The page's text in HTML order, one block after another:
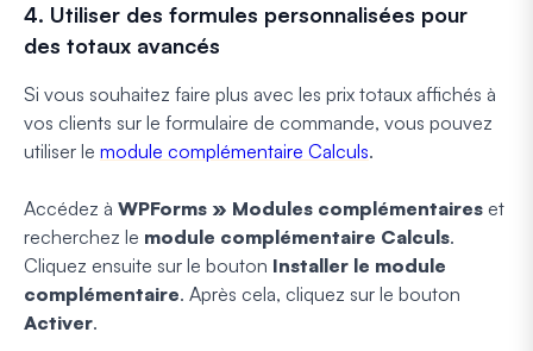
4. Utiliser des formules personnalisées pour
des totaux avancés
Si vous souhaitez faire plus avec les prix totaux affichés à
vos clients sur le formulaire de commande, vous pouvez
utiliser le module complémentaire Calculs.
Accédez à WPForms » Modules complémentaires et
recherchez le module complémentaire Calculs.
Cliquez ensuite sur le bouton Installer le module
complémentaire. Après cela, cliquez sur le bouton
Activer.